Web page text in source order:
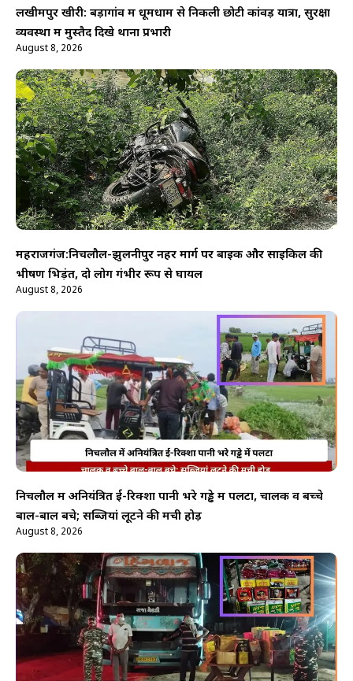
लखीमपुर खीरी: बड़ागांव में धूमधाम से निकली छोटी कांवड़ यात्रा, सुरक्षा
व्यवस्था में मुस्तैद दिखे थाना प्रभारी
August 8, 2026
महराजगंज:निचलौल-झुलनीपुर नहर मार्ग पर बाइक और साइकिल की
भीषण भिड़ंत, दो लोग गंभीर रूप से घायल
August 8, 2026
निचलौल में अनियंत्रित ई-रिक्शा पानी भरे गड्ढे में पलटा, चालक व बच्चे
बाल-बाल बचे; सब्जियां लूटने की मची होड़
August 8, 2026